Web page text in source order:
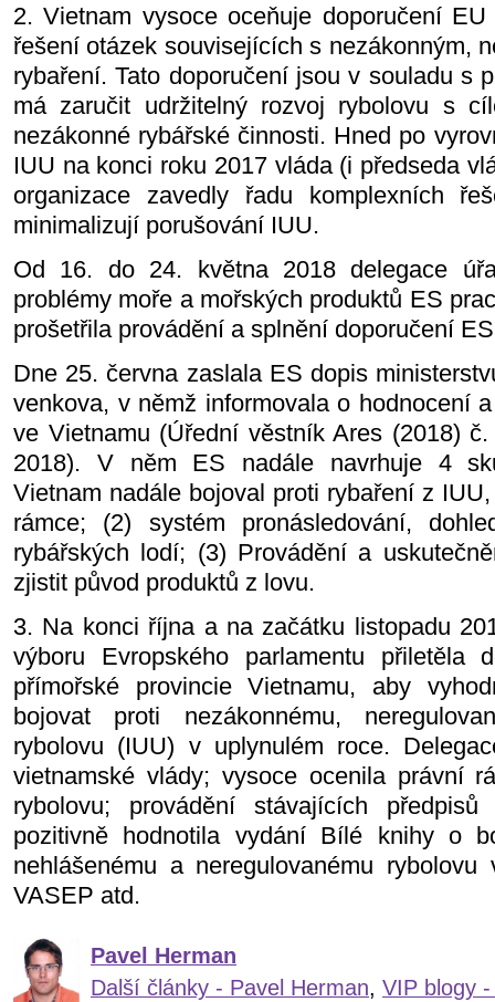
2. Vietnam vysoce oceňuje doporučení
řešení otázek souvisejících s nezákonným,
rybaření. Tato doporučení jsou v souladu s
má zaručit udržitelný rozvoj rybolovu s
nezákonné rybářské činnosti. Hned po
IUU na konci roku 2017 vláda (i předseda
organizace zavedly řadu komplexních
minimalizují porušování IUU.
Od 16. do 24. května 2018 delegace
problémy moře a mořských produktů ES
prošetřila provádění a splnění doporučení
Dne 25. června zaslala ES dopis
venkova, v němž informovala o hodnocení
ve Vietnamu (Úřední věstník Ares (2018)
2018). V něm ES nadále navrhuje 4
Vietnam nadále bojoval proti rybaření z
rámce; (2) systém pronásledování,
rybářských lodí; (3) Provádění a
zjistit původ produktů z lovu.
3. Na konci října a na začátku listopadu
výboru Evropského parlamentu přiletěla
přímořské provincie Vietnamu, aby
bojovat proti nezákonnému,
rybolovu (IUU) v uplynulém roce.
vietnamské vlády; vysoce ocenila právní
rybolovu; provádění stávajících
pozitivně hodnotila vydání Bílé knihy o
nehlášenému a neregulovanému
VASEP atd.
Pavel Herman
Další články - Pavel Herman, VIP blogy